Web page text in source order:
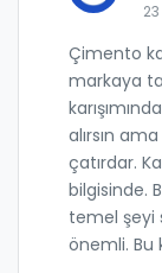
Çimento
markaya
alırsın
çatırdar.
bilgisinde.
temel şeyi
önemli. Bu